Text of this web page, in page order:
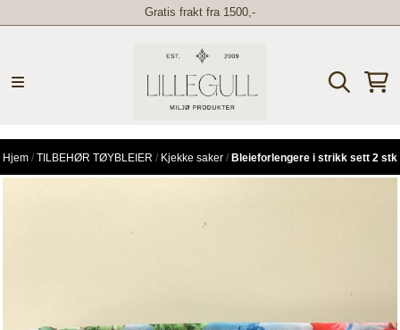
Gratis frakt fra 1500,-
Hjem / TILBEHØR TØYBLEIER / Kjekke saker / Bleieforlengere i strikk sett 2 stk